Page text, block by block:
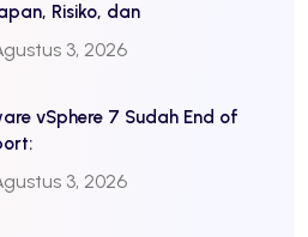
Risiko, dan
3, 2026
vSphere 7 Sudah End of
3, 2026